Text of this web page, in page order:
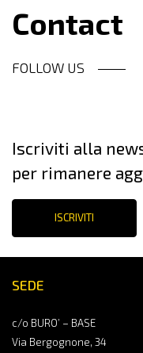
Contact
FOLLOW US
SEDE
c/o BURO’ – BASE
Via Bergognone, 34
Iscriviti alla
per rimanere
ISCRIVITI